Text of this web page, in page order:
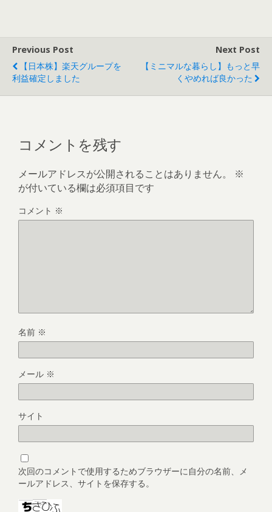
Previous Post
【日本株】楽天グループを
利益確定しました
Next Post
【ミニマルな暮らし】もっと早
くやめれば良かった
コメントを残す
メールアドレスが公開されることはありません。
※
が付いている欄は必須項目です
コメント ※
名前 ※
メール ※
サイト
次回のコメントで使用するためブラウザーに自分の名前、メ
ールアドレス、サイトを保存する。